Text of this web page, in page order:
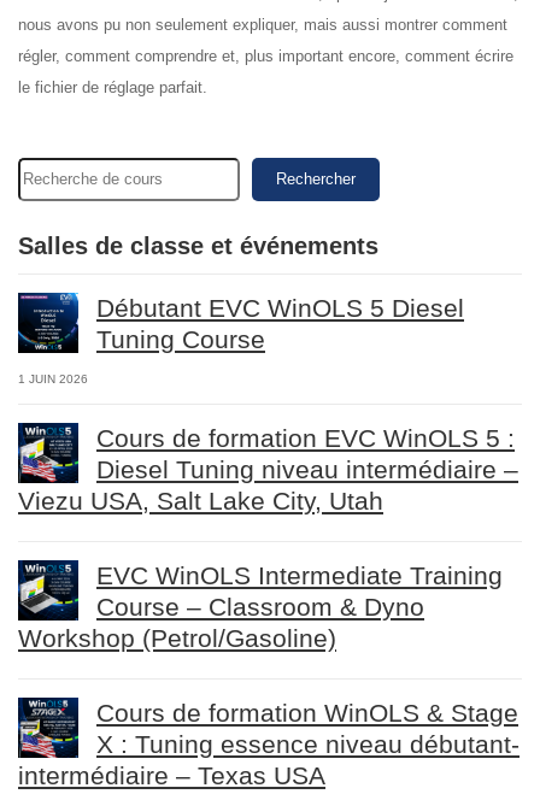
nous avons pu non seulement expliquer, mais aussi montrer comment
régler, comment comprendre et, plus important encore, comment écrire
le fichier de réglage parfait.
Rechercher
Salles de classe et événements
Débutant EVC WinOLS 5 Diesel
Tuning Course
1 JUIN 2026
Cours de formation EVC WinOLS 5 :
Diesel Tuning niveau intermédiaire –
Viezu USA, Salt Lake City, Utah
EVC WinOLS Intermediate Training
Course – Classroom & Dyno
Workshop (Petrol/Gasoline)
Cours de formation WinOLS & Stage
X : Tuning essence niveau débutant-
intermédiaire – Texas USA